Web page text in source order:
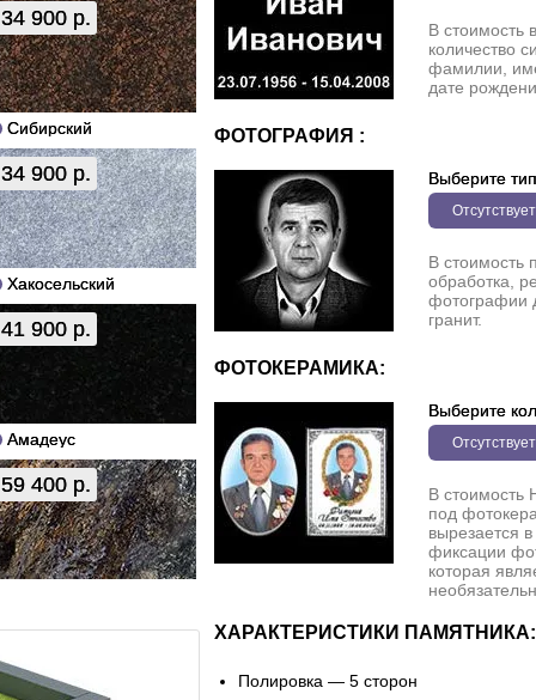
34 900 р.
Сибирский
34 900 р.
Хакосельский
41 900 р.
Амадеус
59 400 р.
В стоимость
количество
фамилии,
дате
ФОТОГРАФИЯ :
Выберите тип
Отсутствует
В стоимость
обработка,
фотографии
гранит.
ФОТОКЕРАМИКА:
Выберите
Отсутствует
В стоимость
под
вырезается
фиксации
которая
ХАРАКТЕРИСТИКИ ПАМЯТНИКА:
Полировка — 5 сторон